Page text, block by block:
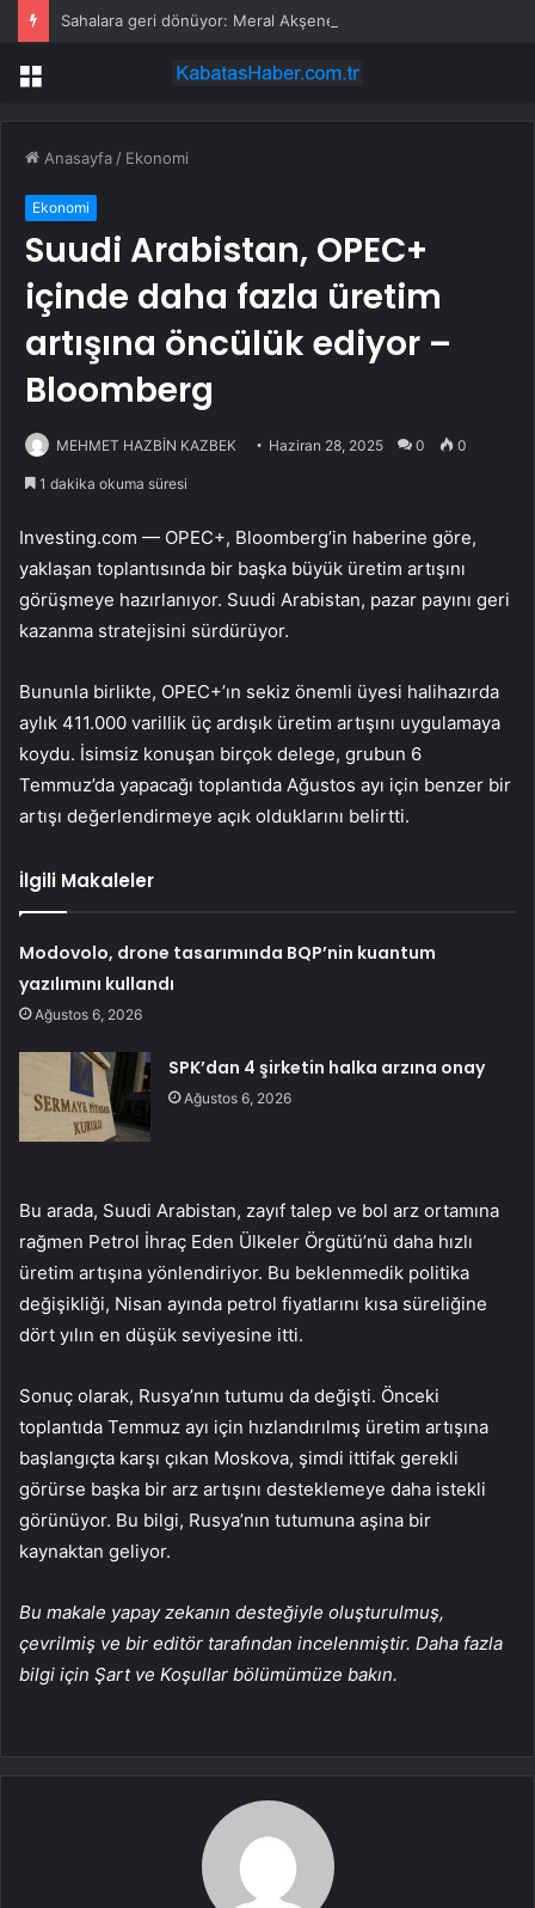
Menü
Anasayfa / Ekonomi
Ekonomi
Suudi Arabistan, OPEC+
içinde daha fazla üretim
artışına öncülük ediyor –
Bloomberg
MEHMET HAZBİN KAZBEK Haziran 28, 2025 0 0
1 dakika okuma süresi
Investing.com — OPEC+, Bloomberg’in haberine göre,
yaklaşan toplantısında bir başka büyük üretim artışını
görüşmeye hazırlanıyor. Suudi Arabistan, pazar payını geri
kazanma stratejisini sürdürüyor.
Bununla birlikte, OPEC+’ın sekiz önemli üyesi halihazırda
aylık 411.000 varillik üç ardışık üretim artışını uygulamaya
koydu. İsimsiz konuşan birçok delege, grubun 6
Temmuz’da yapacağı toplantıda Ağustos ayı için benzer bir
artışı değerlendirmeye açık olduklarını belirtti.
İlgili Makaleler
Modovolo, drone tasarımında BQP’nin kuantum
yazılımını kullandı
Ağustos 6, 2026
SPK’dan 4 şirketin halka arzına onay
Ağustos 6, 2026
Bu arada, Suudi Arabistan, zayıf talep ve bol arz ortamına
rağmen Petrol İhraç Eden Ülkeler Örgütü’nü daha hızlı
üretim artışına yönlendiriyor. Bu beklenmedik politika
değişikliği, Nisan ayında petrol fiyatlarını kısa süreliğine
dört yılın en düşük seviyesine itti.
Sonuç olarak, Rusya’nın tutumu da değişti. Önceki
toplantıda Temmuz ayı için hızlandırılmış üretim artışına
başlangıçta karşı çıkan Moskova, şimdi ittifak gerekli
görürse başka bir arz artışını desteklemeye daha istekli
görünüyor. Bu bilgi, Rusya’nın tutumuna aşina bir
kaynaktan geliyor.
Bu makale yapay zekanın desteğiyle oluşturulmuş,
çevrilmiş ve bir editör tarafından incelenmiştir. Daha fazla
bilgi için Şart ve Koşullar bölümümüze bakın.